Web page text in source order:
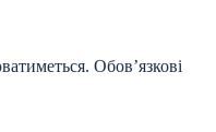
Обов’язкові